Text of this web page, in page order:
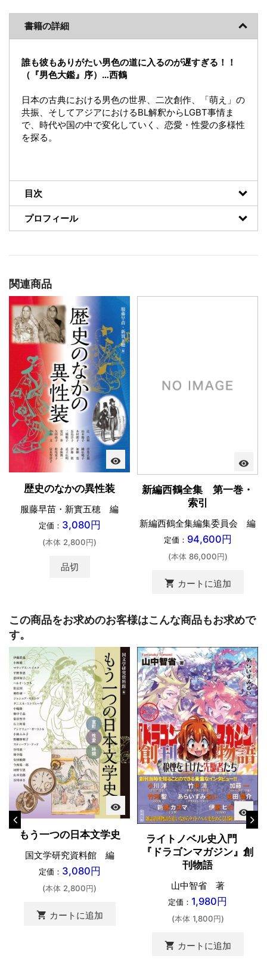
書籍の詳細
誰も彼もありがたい男色の道に入るのが遅すぎる！！
（『男色大鑑』序）…西鶴
日本の古典における男色の世界、二次創作、「萌え」の
共振、そしてアジアにおけるBL解釈からLGBT事情ま
で、時代や国の中で変化していく、恋愛・性愛の多様性
を探る。
目次
プロフィール
関連商品
visibility
歴史のなかの異性装
服藤早苗・新實五穂 編
定価： 3,080円
(本体 2,800円)
品切
visibility
新編西鶴全集 第一巻・
索引
新編西鶴全集編集委員会 編
定価： 94,600円
(本体 86,000円)
shopping_cart カートに追加
この商品をお求めのお客様はこんな商品もお求めで
す。
visibility
もう一つの日本文学史
国文学研究資料館 編
定価： 3,080円
(本体 2,800円)
shopping_cart カートに追加
visibility
ライトノベル史入門
『ドラゴンマガジン』創
刊物語
山中智省 著
定価： 1,980円
(本体 1,800円)
shopping_cart カートに追加